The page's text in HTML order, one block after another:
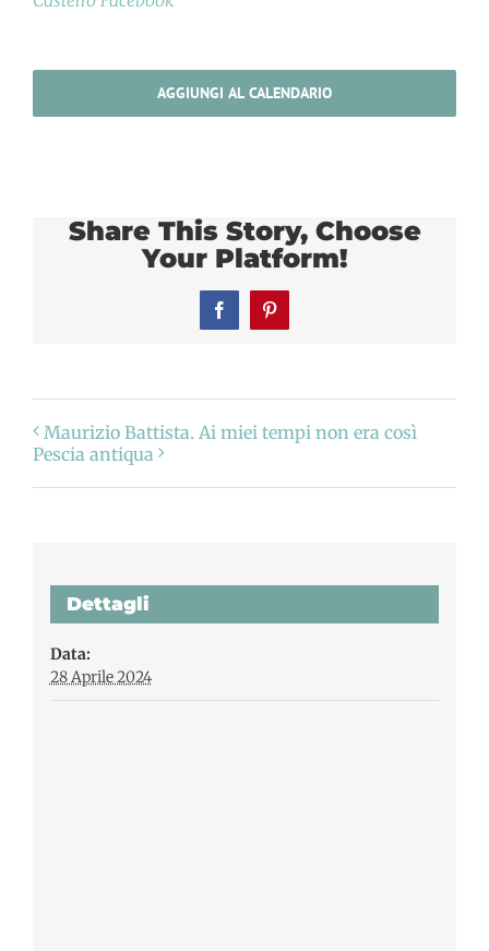
AGGIUNGI AL CALENDARIO
Share This Story, Choose
Your Platform!
FacebookPinterest
Maurizio Battista. Ai miei tempi non era così
Pescia antiqua
Dettagli
Data:
28 Aprile 2024